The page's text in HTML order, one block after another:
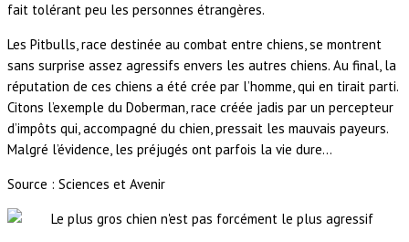
fait tolérant peu les personnes étrangères.
Les Pitbulls, race destinée au combat entre chiens, se montrent
sans surprise assez agressifs envers les autres chiens. Au final, la
réputation de ces chiens a été crée par l’homme, qui en tirait parti.
Citons l’exemple du Doberman, race créée jadis par un percepteur
d’impôts qui, accompagné du chien, pressait les mauvais payeurs.
Malgré l’évidence, les préjugés ont parfois la vie dure…
Source : Sciences et Avenir